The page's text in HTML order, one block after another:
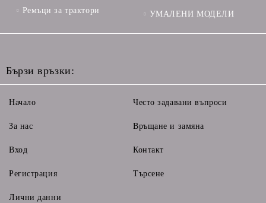
Ремъци за трактори УМАЛЕНИ МОДЕЛИ
Бързи връзки:
Начало
За нас
Вход
Регистрация
Често задавани въпроси
Връщане и замяна
Контакт
Търсене
Лични данни